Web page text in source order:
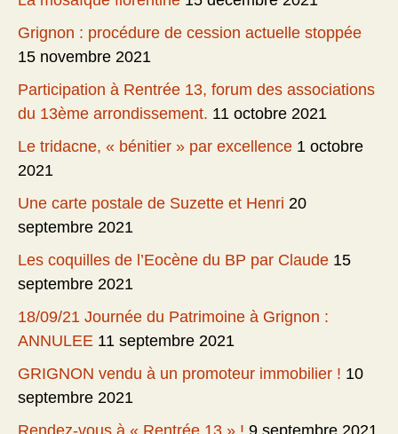
Grignon : procédure de cession actuelle stoppée
15 novembre 2021
Participation à Rentrée 13, forum des associations
du 13ème arrondissement. 11 octobre 2021
Le tridacne, « bénitier » par excellence 1 octobre
2021
Une carte postale de Suzette et Henri 20
septembre 2021
Les coquilles de l’Eocène du BP par Claude 15
septembre 2021
18/09/21 Journée du Patrimoine à Grignon :
ANNULEE 11 septembre 2021
GRIGNON vendu à un promoteur immobilier ! 10
septembre 2021